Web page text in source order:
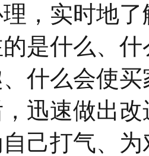
，实时地
是什么、
什么会使
迅速做出
己打气、